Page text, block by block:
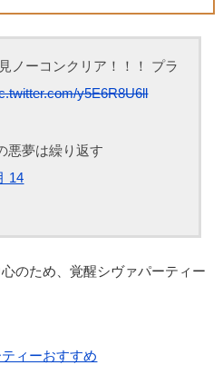
ノーコンクリア！！！ プラ
y5E6R8U6ll
悪夢は繰り返す
14
のため、覚醒シヴァパーティー
ィーおすすめ